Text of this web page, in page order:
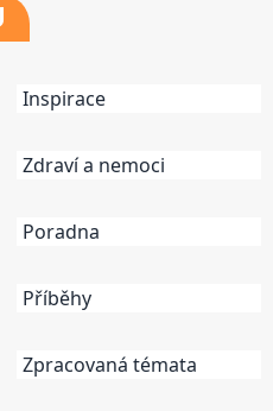
Inspirace
Zdraví a nemoci
Poradna
Příběhy
Zpracovaná témata